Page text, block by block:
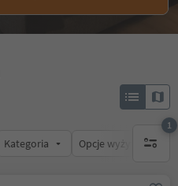
Kategoria Opcje wyżywienia
1
1